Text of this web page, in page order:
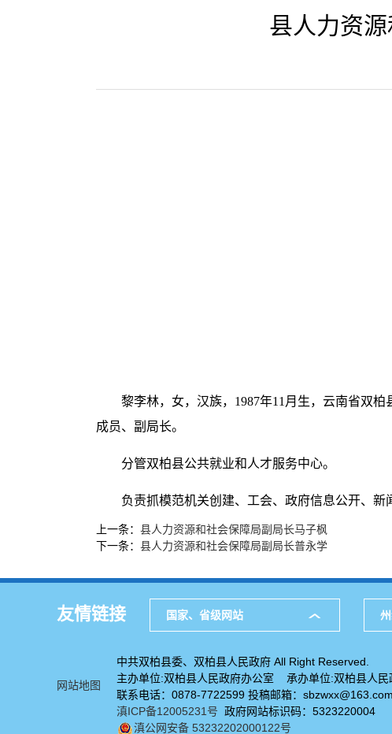
县人力资
黎李林，女，汉族，1987年11月生，云南省双
成员、副局长。
分管双柏县公共就业和人才服务中心。
负责抓模范机关创建、工会、政府信息公开、
上一条： 县人力资源和社会保障局副局长马子枫
下一条： 县人力资源和社会保障局副局长普永学
友情链接 国家、省级网站
网站地图
中共双柏县委、双柏县人民政府 All Right Reserved.
主办单位:双柏县人民政府办公室 承办单位:双柏县人民
联系电话：0878-7722599 投稿邮箱：sbzwxx@163.com
滇ICP备12005231号 政府网站标识码：5323220004
滇公网安备 53232202000122号